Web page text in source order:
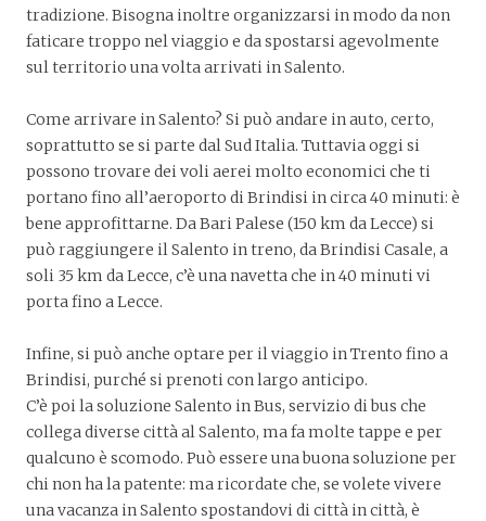
tradizione. Bisogna inoltre organizzarsi in modo da non
faticare troppo nel viaggio e da spostarsi agevolmente
sul territorio una volta arrivati in Salento.
Come arrivare in Salento? Si può andare in auto, certo,
soprattutto se si parte dal Sud Italia. Tuttavia oggi si
possono trovare dei voli aerei molto economici che ti
portano fino all’aeroporto di Brindisi in circa 40 minuti: è
bene approfittarne. Da Bari Palese (150 km da Lecce) si
può raggiungere il Salento in treno, da Brindisi Casale, a
soli 35 km da Lecce, c’è una navetta che in 40 minuti vi
porta fino a Lecce.
Infine, si può anche optare per il viaggio in Trento fino a
Brindisi, purché si prenoti con largo anticipo.
C’è poi la soluzione Salento in Bus, servizio di bus che
collega diverse città al Salento, ma fa molte tappe e per
qualcuno è scomodo. Può essere una buona soluzione per
chi non ha la patente: ma ricordate che, se volete vivere
una vacanza in Salento spostandovi di città in città, è